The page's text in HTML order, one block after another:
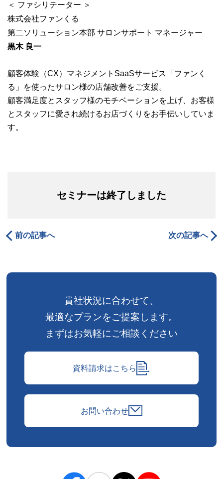
＜ ファシリテーター ＞
株式会社ファンくる
第二ソリューション本部 サロンサポート マネージャー
黒木 良一
顧客体験（CX）マネジメントSaaSサービス「ファンく
る」を使ったサロン様の店舗改善をご支援。
顧客満足度とスタッフ様のモチベーションを上げ、お客様
とスタッフに愛され続けるお店づくりをお手伝いしていま
す。
セミナーは終了しました
前の記事へ 次の記事へ
貴社状況に合わせて、
最適なプランをご提案します。
まずはお気軽にご相談ください
資料請求はこちら
お問い合わせ